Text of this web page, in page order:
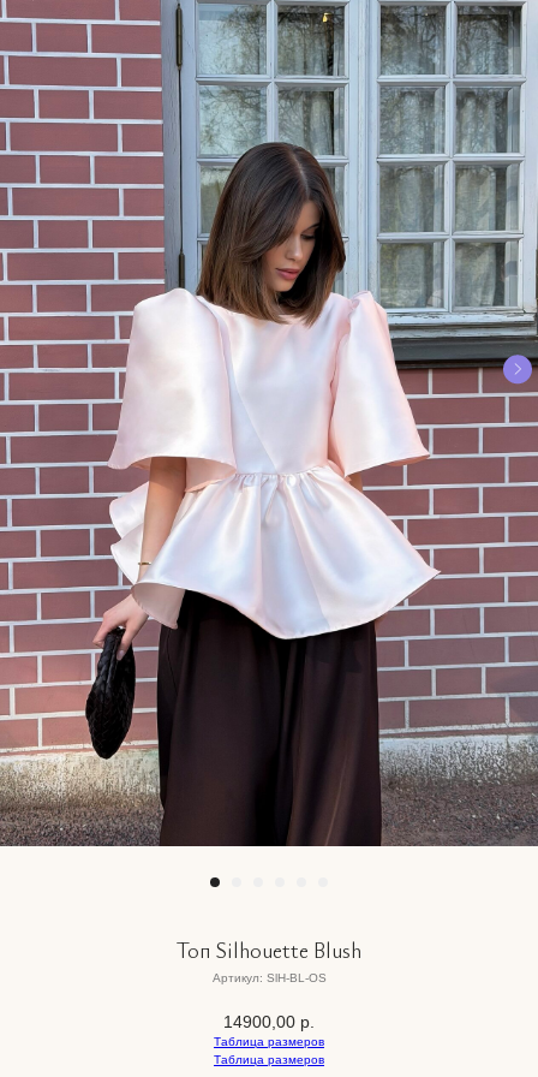
Топ Silhouette Blush
Артикул: SlH-BL-OS
14900,00 р.
Таблица размеров
Таблица размеров